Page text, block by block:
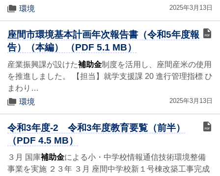
環境
2025年3月13日
座間市環境基本計画年次報告書（令和5年度報
告）（本編） （PDF 5.1 MB）
産業振興課が設けた補助金制度を活用し、座間産米の使用
を推進しました。 【担当】就学支援課 20 進行管理指標 ひ
まわり…
環境
2025年3月13日
令和3年度-2 令和3年度教育要覧（前半）
（PDF 4.5 MB）
３月 国庫補助金による小・中学校情報通信技術環境整備
事業を実施 ２３年 ３月 座間中学校新１号棟改築工事完成